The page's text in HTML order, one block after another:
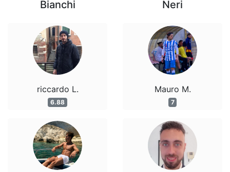
Bianchi
riccardo L.
6.88
Neri
Mauro M.
7